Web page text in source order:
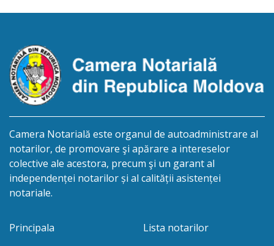
nu este cunoscută, despre deschiderea procedurii
Camera Notarială este organul de autoadministrare al
notarilor, de promovare şi apărare a intereselor
colective ale acestora, precum şi un garant al
independenței notarilor și al calității asistenței
notariale.
Principala
Lista notarilor